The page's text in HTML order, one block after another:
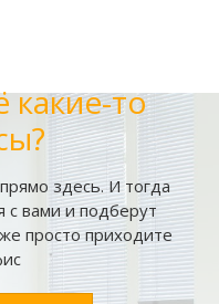
то
здесь. И тогда
вами и подберут
просто приходите